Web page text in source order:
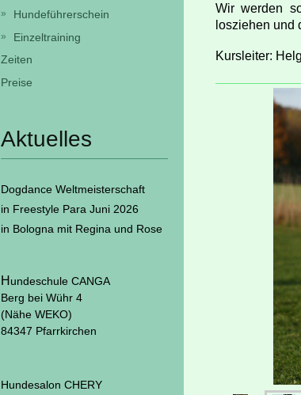
Wir werden
losziehen und
Kursleiter:
Hundeführerschein
Einzeltraining
Zeiten
Preise
Aktuelles
Dogdance Weltmeisterschaft
in Freestyle Para Juni 2026
in Bologna mit Regina und Rose
H undeschule CANGA
Berg bei Wühr 4
(Nähe WEKO)
84347 Pfarrkirchen
Hundesalon CHERY